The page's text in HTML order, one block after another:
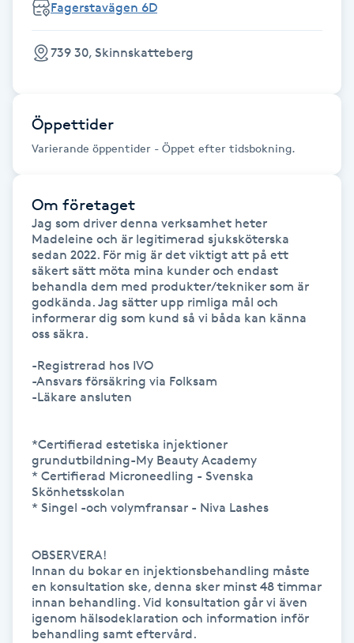
Fransk manikyr
Fransrengöring
Frekvensterapi
Friskvård
Friskvårdsmassage
Frisör
Funktionsanalys
Föning
Gel naglar
Gelenaglar
Gellack med förstärkning
Gravidmassage
Fagerstavägen 6D
739 30, Skinnskatteberg
Öppettider
Varierande öppentider - Öppet efter tidsbokning.
Om företaget
Jag som driver denna verksamhet heter
Madeleine och är legitimerad sjuksköterska
sedan 2022. För mig är det viktigt att på ett
säkert sätt möta mina kunder och endast
behandla dem med produkter/tekniker som är
godkända. Jag sätter upp rimliga mål och
informerar dig som kund så vi båda kan känna
oss säkra.
-Registrerad hos IVO
-Ansvars försäkring via Folksam
-Läkare ansluten
*Certifierad estetiska injektioner
grundutbildning-My Beauty Academy
* Certifierad Microneedling - Svenska
Skönhetsskolan
* Singel -och volymfransar - Niva Lashes
OBSERVERA!
Innan du bokar en injektionsbehandling måste
en konsultation ske, denna sker minst 48 timmar
innan behandling. Vid konsultation går vi även
igenom hälsodeklaration och information inför
behandling samt eftervård.